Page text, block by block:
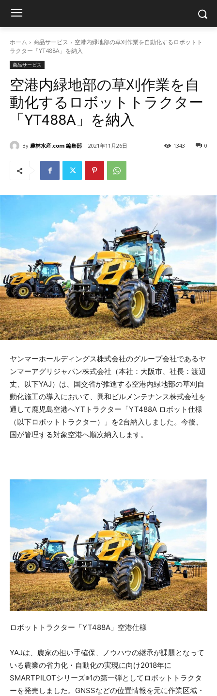
ホーム 商品サービス
空港内緑地部の草刈作業を自動化するロボットト
ラクター「YT488A」を納入
商品サービス
空港内緑地部の草刈作業を自
動化するロボットトラクター
「YT488A」を納入
By 農林水産.com 編集部 2021年11月26日 0
1343
​ヤンマーホールディングス株式会社のグループ会社であるヤ
ンマーアグリジャパン株式会社（本社：大阪市、社長：渡辺
丈、以下YAJ）は、国交省が推進する空港内緑地部の草刈自
動化施工の導入において、興和ビルメンテナンス株式会社を
通して鹿児島空港へYTトラクター「YT488A ロボット仕様
（以下ロボットトラクター）」を2台納入しました。今後、
国が管理する対象空港へ順次納入します。
ロボットトラクター「YT488A」空港仕様
YAJは、農家の担い手確保、ノウハウの継承が課題となって
いる農業の省力化・自動化の実現に向け2018年に
SMARTPILOTシリーズ※1の第一弾としてロボットトラクタ
ーを発売しました。GNSSなどの位置情報を元に作業区域・